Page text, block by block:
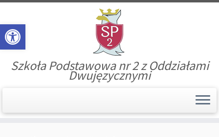
Open toolbar
Szkoła Podstawowa nr 2 z Oddziałami
Dwujęzycznymi